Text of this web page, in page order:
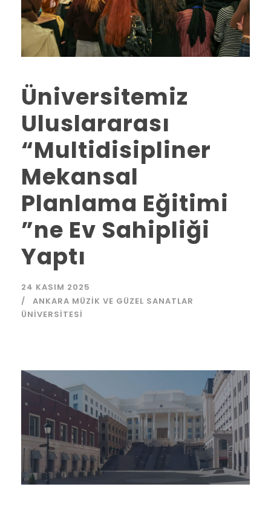
Üniversitemiz
Uluslararası
“Multidisipliner
Mekansal
Planlama Eğitimi
”ne Ev Sahipliği
Yaptı
24 KASIM 2025
ANKARA MÜZIK VE GÜZEL SANATLAR
ÜNIVERSITESI